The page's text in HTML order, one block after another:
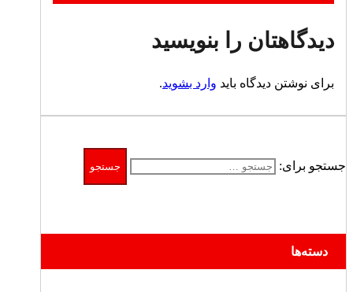
دیدگاهتان را بنویسید
برای نوشتن دیدگاه باید وارد بشوید.
جستجو برای:
دسته‌ها